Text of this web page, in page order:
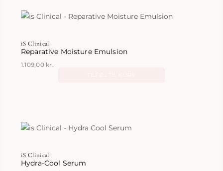
iS Clinical
Reparative Moisture Emulsion
1.109,00 kr.
iS Clinical
Hydra-Cool Serum